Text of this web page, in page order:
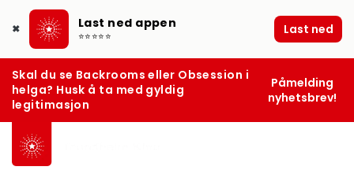
✖ Last ned appen
⭐⭐⭐⭐⭐ Last ned
Skal du se Backrooms eller Obsession i
helga? Husk å ta med gyldig
legitimasjon
Påmelding
nyhetsbrev!